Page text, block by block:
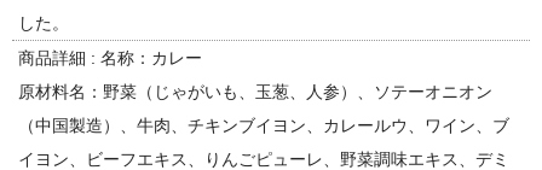
した。
商品詳細 : 名称：カレー
原材料名：野菜（じゃがいも、玉葱、人参）、ソテーオニオン
（中国製造）、牛肉、チキンブイヨン、カレールウ、ワイン、ブ
イヨン、ビーフエキス、りんごピューレ、野菜調味エキス、デミ